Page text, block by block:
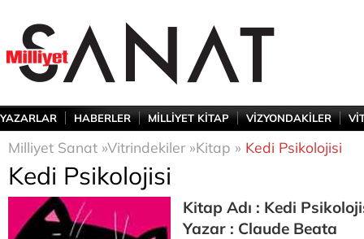
YAZARLAR HABERLER MİLLİYET KİTAP VİZYONDAKİLER
Milliyet Sanat »Vitrindekiler »Kitap » Kedi Psikolojisi
Kedi Psikolojisi
Kitap Adı : Kedi
Yazar : Claude Beata